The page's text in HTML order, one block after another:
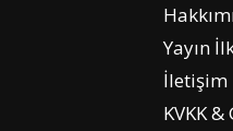
Yayın
İletişim
KVKK